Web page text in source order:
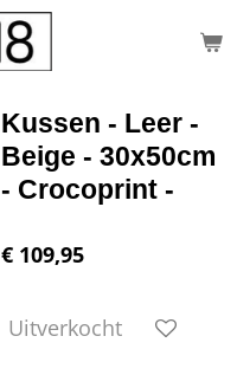
Kussen - Leer -
Beige - 30x50cm
- Crocoprint -
€ 109,95
Uitverkocht